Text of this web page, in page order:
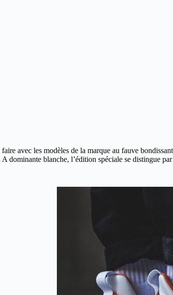
avec les modèles de la marque au fauve
blanche, l’édition spéciale se distingue